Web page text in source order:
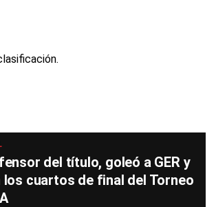
del título, goleó a GER y
los cuartos de final del Torneo